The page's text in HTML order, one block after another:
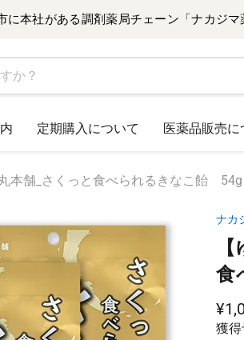
に本社がある調剤薬局チェーン「ナカジ
定期購入について 医薬品販売に
本舗_さくっと食べられるきなこ飴 54g
ナカ
食
現
獲